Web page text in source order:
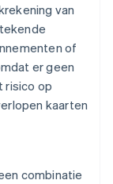
van
of
er geen
risico op
kaarten
combinatie